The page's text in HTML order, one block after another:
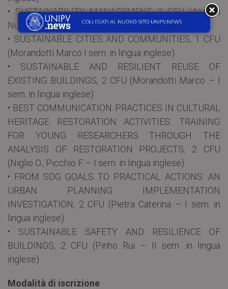
• SUSTAINABILITY MANAGEMENT. 3 CFU (Anglani
Norma- II sem. in lingua inglese)
• SUSTAINABLE CITIES AND COMMUNITIES, 1 CFU
(Morandotti Marco I sem. in lingua inglese)
• SUSTAINABLE AND RESILIENT REUSE OF
EXISTING BUILDINGS, 2 CFU (Morandotti Marco – I
sem. in lingua inglese)
• BEST COMMUNICATION PRACTICES IN CULTURAL
HERITAGE RESTORATION ACTIVITIES: TRAINING
FOR YOUNG RESEARCHERS THROUGH THE
ANALYSIS OF RESTORATION PROJECTS, 2 CFU
(Niglio O., Picchio F. – I sem. in lingua inglese)
• FROM SDG GOALS TO PRACTICAL ACTIONS: AN
URBAN PLANNING IMPLEMENTATION
INVESTIGATION, 2 CFU (Pietra Caterina – I sem. in
lingua inglese)
• SUSTAINABLE SAFETY AND RESILIENCE OF
BUILDINGS, 2 CFU (Pinho Rui – II sem. in lingua
inglese)
Modalità di iscrizione